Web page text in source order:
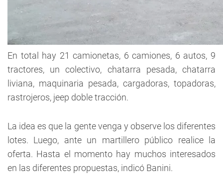
En total hay 21 camionetas, 6 camiones, 6 autos, 9
tractores, un colectivo, chatarra pesada, chatarra
liviana, maquinaria pesada, cargadoras, topadoras,
rastrojeros, jeep doble tracción.
La idea es que la gente venga y observe los diferentes
lotes. Luego, ante un martillero público realice la
oferta. Hasta el momento hay muchos interesados
en las diferentes propuestas, indicó Banini.